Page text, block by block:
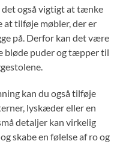
også vigtigt at tænke
at tilføje møbler, der er
på. Derfor kan det være
bløde puder og tæpper til
kan du også tilføje
lyskæder eller en
detaljer kan virkelig
skabe en følelse af ro og